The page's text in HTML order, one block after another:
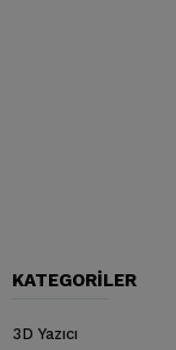
KATEGORILER
3D Yazıcı